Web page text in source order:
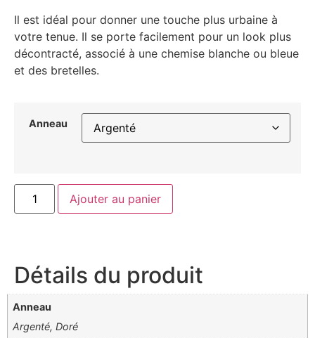
Il est idéal pour donner une touche plus urbaine à
votre tenue. Il se porte facilement pour un look plus
décontracté, associé à une chemise blanche ou bleue
et des bretelles.
Anneau
Ajouter au panier
Détails du produit
Anneau
Argenté, Doré